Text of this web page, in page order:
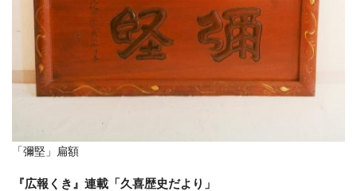
「彌堅」扁額
『広報くき』連載「久喜歴史だより」